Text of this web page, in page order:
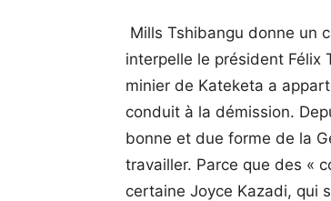
Mills Tshibangu donne un
interpelle le président Félix
minier de Kateketa a
conduit à la démission.
bonne et due forme de la
travailler. Parce que des «
certaine Joyce Kazadi, qui